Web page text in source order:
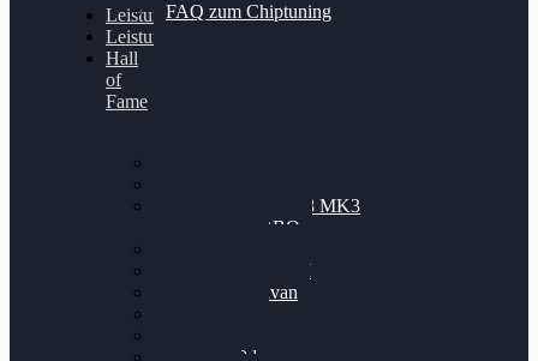
FAQ zum Chiptuning
Leistungsmessung
Leistungsprüfstand
Hall
of
Fame
Nissan GT-R35 3.8 MK3
V6 TWINTURBO
VW Passat 2.0TDI
VW T6 Multivan
BMW 120d